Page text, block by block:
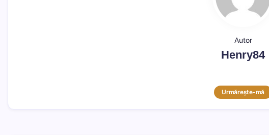
Autor
Henry84
Urmărește-mă